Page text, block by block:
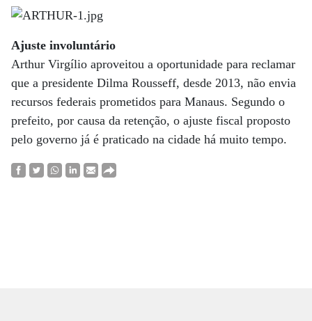
Ajuste involuntário
Arthur Virgílio aproveitou a oportunidade para reclamar
que a presidente Dilma Rousseff, desde 2013, não envia
recursos federais prometidos para Manaus. Segundo o
prefeito, por causa da retenção, o ajuste fiscal proposto
pelo governo já é praticado na cidade há muito tempo.